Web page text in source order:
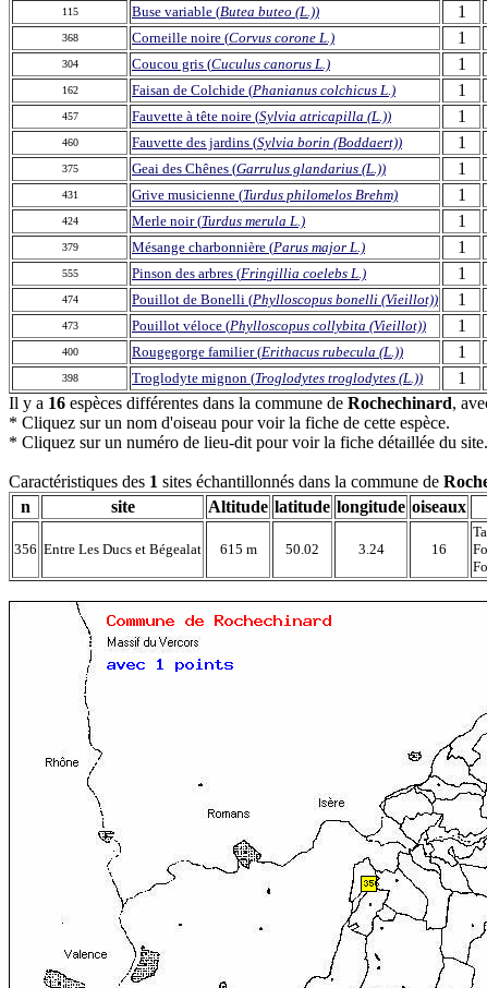
115 Buse variable (Butea buteo (L.)) 1
368 Corneille noire (Corvus corone L.) 1
304 Coucou gris (Cuculus canorus L.) 1
162 Faisan de Colchide (Phanianus colchicus L.) 1
457 Fauvette à tête noire (Sylvia atricapilla (L.)) 1
460 Fauvette des jardins (Sylvia borin (Boddaert)) 1
375 Geai des Chênes (Garrulus glandarius (L.)) 1
431 Grive musicienne (Turdus philomelos Brehm) 1
424 Merle noir (Turdus merula L.) 1
379 Mésange charbonnière (Parus major L.) 1
555 Pinson des arbres (Fringillia coelebs L.) 1
474 Pouillot de Bonelli (Phylloscopus bonelli (Vieillot)) 1
473 Pouillot véloce (Phylloscopus collybita (Vieillot)) 1
400 Rougegorge familier (Erithacus rubecula (L.)) 1
398 Troglodyte mignon (Troglodytes troglodytes (L.)) 1
Il y a 16 espèces différentes dans la commune de Rochechinard,
* Cliquez sur un nom d'oiseau pour voir la fiche de cette espèce.
* Cliquez sur un numéro de lieu-dit pour voir la fiche détaillée du site.
Caractéristiques des 1 sites échantillonnés dans la commune de
n
site Altitude latitude longitude oiseaux
356 Entre Les Ducs et Bégealat 615 m 50.02 3.24 16